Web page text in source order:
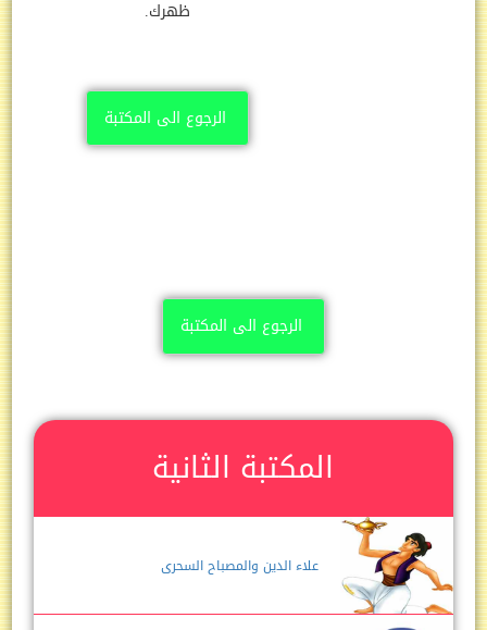
الرجوع الى المكتبة
الرجوع الى المكتبة
المكتبة الثانية
علاء الدين والمصباح السحرى